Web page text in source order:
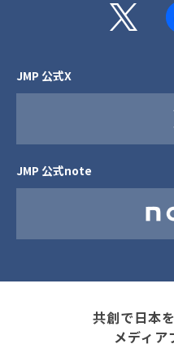
JMP 公式X
JMP 公式note
共創で日本
メディア